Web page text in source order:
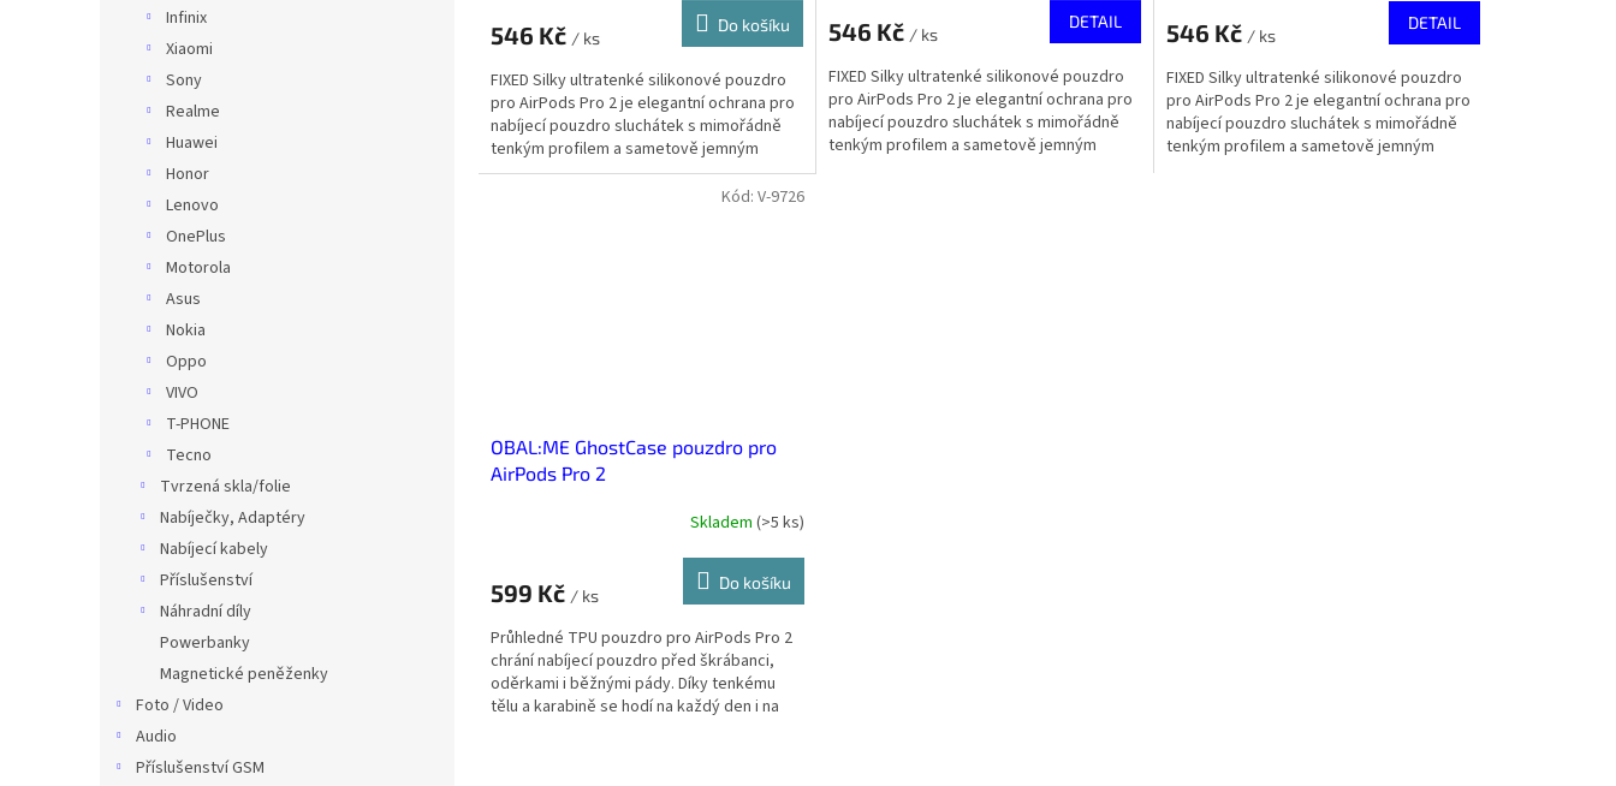
Infinix
Xiaomi
Sony
Realme
Huawei
Honor
Lenovo
OnePlus
Motorola
Asus
Nokia
Oppo
VIVO
T-PHONE
Tecno
Tvrzená skla/folie
Nabíječky, Adaptéry
Nabíjecí kabely
Příslušenství
Náhradní díly
Powerbanky
Magnetické peněženky
Foto / Video
Audio
Příslušenství GSM
546 Kč / ks
Do košíku
FIXED Silky ultratenké silikonové pouzdro
pro AirPods Pro 2 je elegantní ochrana pro
nabíjecí pouzdro sluchátek s mimořádně
tenkým profilem a sametově jemným
povrchem. Udrží...
546 Kč / ks
DETAIL
FIXED Silky ultratenké silikonové pouzdro
pro AirPods Pro 2 je elegantní ochrana pro
nabíjecí pouzdro sluchátek s mimořádně
tenkým profilem a sametově jemným
546 Kč / ks
DETAIL
FIXED Silky ultratenké silikonové pouzdro
pro AirPods Pro 2 je elegantní ochrana pro
nabíjecí pouzdro sluchátek s mimořádně
tenkým profilem a sametově jemným
OBAL:ME GhostCase pouzdro pro
AirPods Pro 2
Skladem (>5 ks)
599 Kč / ks
Do košíku
Průhledné TPU pouzdro pro AirPods Pro 2
chrání nabíjecí pouzdro před škrábanci,
oděrkami i běžnými pády. Díky tenkému
tělu a karabině se hodí na každý den i na
Kód: V-9726